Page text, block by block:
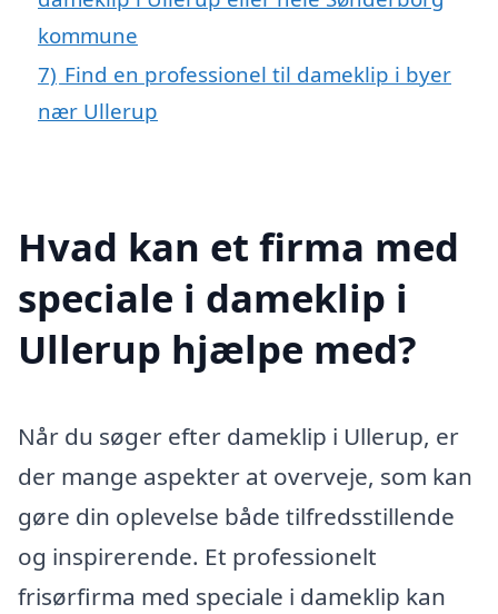
kommune
7) Find en professionel til dameklip i byer
nær Ullerup
Hvad kan et firma med
speciale i dameklip i
Ullerup hjælpe med?
Når du søger efter dameklip i Ullerup, er
der mange aspekter at overveje, som kan
gøre din oplevelse både tilfredsstillende
og inspirerende. Et professionelt
frisørfirma med speciale i dameklip kan